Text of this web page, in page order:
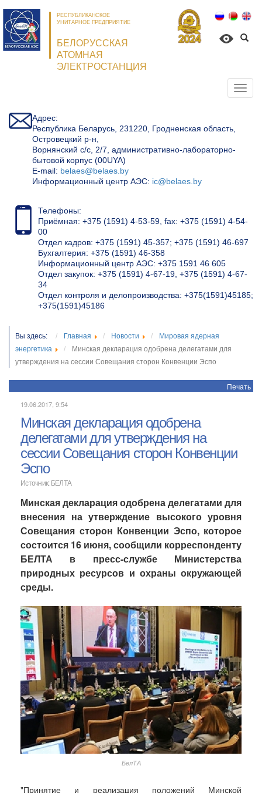
РЕСПУБЛИКАНСКОЕ
УНИТАРНОЕ ПРЕДПРИЯТИЕ
БЕЛОРУССКАЯ
АТОМНАЯ
ЭЛЕКТРОСТАНЦИЯ
Адрес:
Республика Беларусь, 231220, Гродненская область,
Островецкий р-н,
Ворнянский с/с, 2/7, административно-лабораторно-
бытовой корпус (00UYA)
Е-mail: belaes@belaes.by
Информационный центр АЭС: ic@belaes.by
Телефоны:
Приёмная: +375 (1591) 4-53-59, fax: +375 (1591) 4-54-
00
Отдел кадров: +375 (1591) 45-357; +375 (1591) 46-697
Бухгалтерия: +375 (1591) 46-358
Информационный центр АЭС: +375 1591 46 605
Отдел закупок: +375 (1591) 4-67-19, +375 (1591) 4-67-
34
Отдел контроля и делопроизводства: +375(1591)45185;
+375(1591)45186
Вы здесь: Главная Новости
Мировая ядерная
энергетика
Минская декларация одобрена делегатами для
утверждения на сессии Совещания сторон Конвенции Эспо
Печать
19.06.2017, 9:54
Минская декларация одобрена
делегатами для утверждения на
сессии Совещания сторон Конвенции
Эспо
Источник: БЕЛТА
Минская декларация одобрена делегатами для
внесения на утверждение высокого уровня
Совещания сторон Конвенции Эспо, которое
состоится 16 июня, сообщили корреспонденту
БЕЛТА в пресс-службе Министерства
природных ресурсов и охраны окружающей
среды.
БелТА
"Принятие и реализация положений Минской